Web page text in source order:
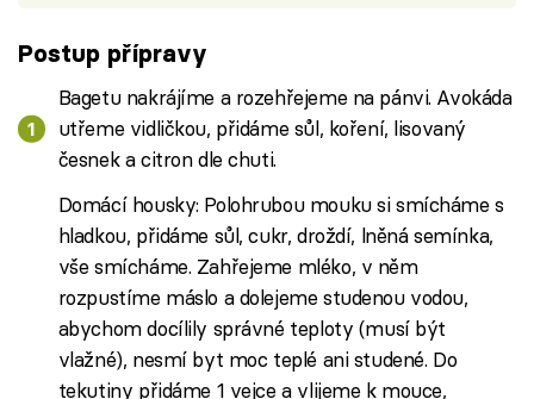
Postup přípravy
Bagetu nakrájíme a rozehřejeme na pánvi. Avokáda
utřeme vidličkou, přidáme sůl, koření, lisovaný
česnek a citron dle chuti.
Domácí housky: Polohrubou mouku si smícháme s
hladkou, přidáme sůl, cukr, droždí, lněná semínka,
vše smícháme. Zahřejeme mléko, v něm
rozpustíme máslo a dolejeme studenou vodou,
abychom docílily správné teploty (musí být
vlažné), nesmí byt moc teplé ani studené. Do
tekutiny přidáme 1 vejce a vlijeme k mouce,